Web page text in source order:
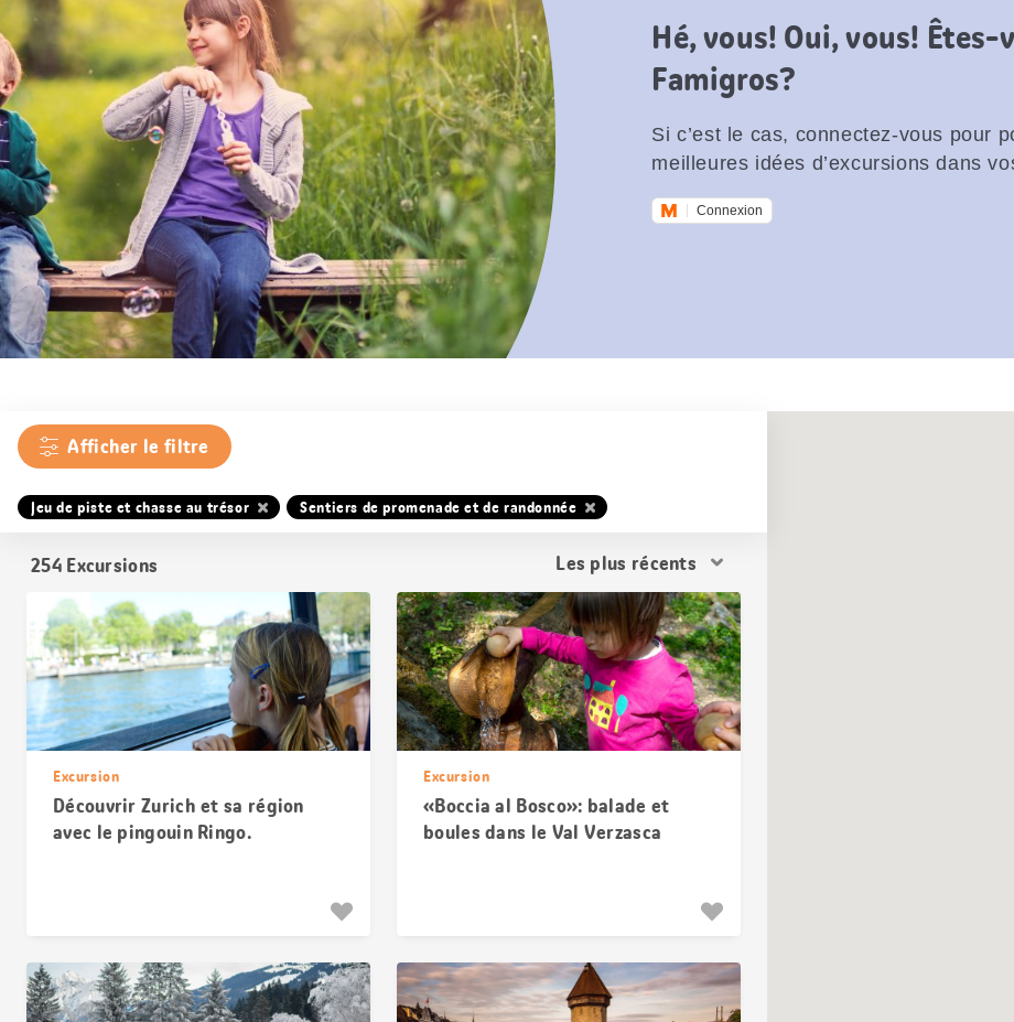
Hé, vous! Oui, vous!
Famigros?
Si c’est le cas, connectez-vous pour
meilleures idées d’excursions dans
Connexion
Afficher le filtre
Jeu de piste et chasse au trésor Sentiers de promenade et de randonnée
254 Excursions
Trier
résultats
Excursion
Découvrir Zurich et sa région
avec le pingouin Ringo.
Excursion
«Boccia al Bosco»: balade et
boules dans le Val Verzasca